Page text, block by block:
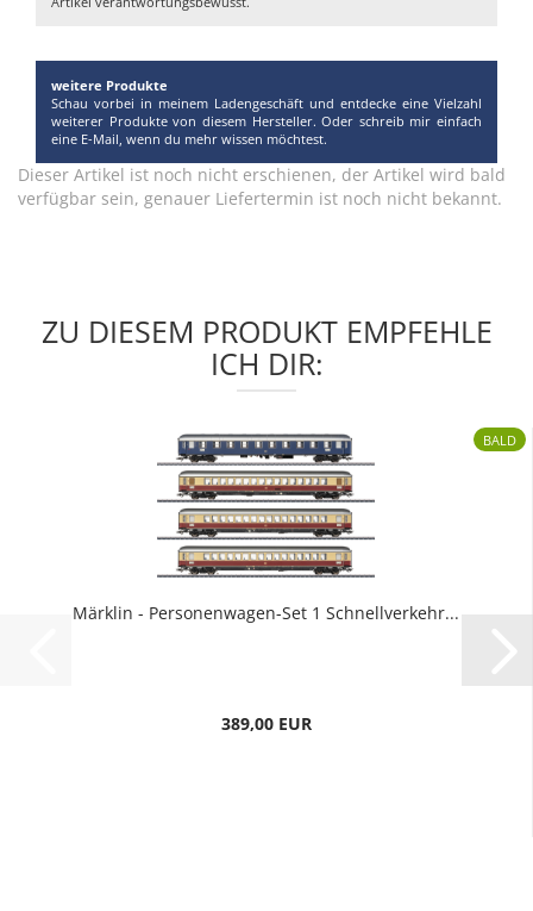
weitere Produkte
Schau vorbei in meinem Ladengeschäft und entdecke eine Vielzahl
weiterer Produkte von diesem Hersteller. Oder schreib mir einfach
eine E-Mail, wenn du mehr wissen möchtest.
Dieser Artikel ist noch nicht erschienen, der Artikel wird bald
verfügbar sein, genauer Liefertermin ist noch nicht bekannt.
ZU DIESEM PRODUKT EMPFEHLE
ICH DIR:
BALD
Märklin - Personenwagen-Set 1 Schnellverkehr...
389,00 EUR